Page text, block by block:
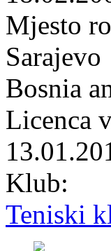
Mjesto
Sarajevo
Bosnia
Licenca
Klub:
Teniski